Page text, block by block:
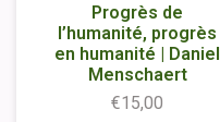
Progrès de
l’humanité, progrès
en humanité | Daniel
Menschaert
€15,00